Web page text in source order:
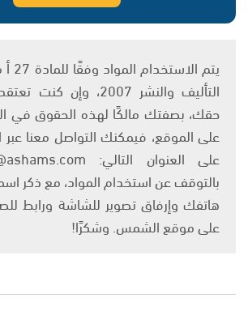
التأليف والنشر 2007،
حقك، بصفتك مالكًا لهذه الحقوق في
على الموقع، فيمكنك التواصل معنا عبر
بالتوقف عن استخدام المواد، مع ذكر
هاتفك وإرفاق تصوير للشاشة ورابط
على موقع الشمس. وشكرًا!